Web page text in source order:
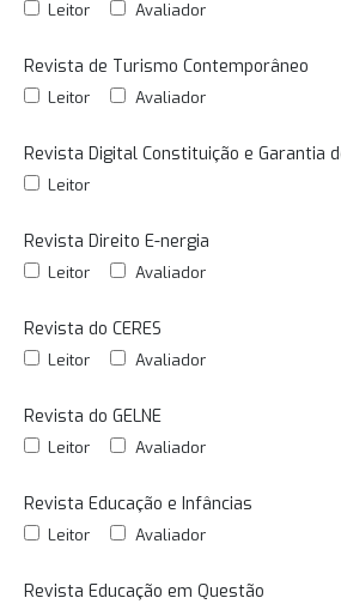
Leitor Avaliador
Revista de Turismo Contemporâneo
Leitor Avaliador
Revista Digital Constituição e Garantia
Leitor
Revista Direito E-nergia
Leitor Avaliador
Revista do CERES
Leitor Avaliador
Revista do GELNE
Leitor Avaliador
Revista Educação e Infâncias
Leitor Avaliador
Revista Educação em Questão